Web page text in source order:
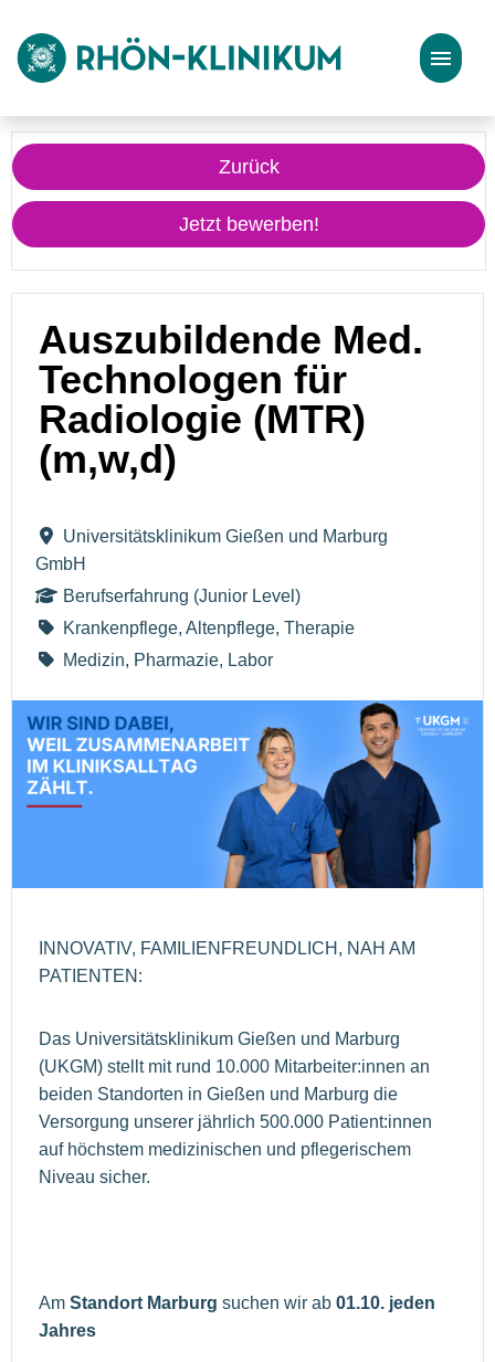
Stellenangebote
Bewerbungstipps
Zurück
Jetzt bewerben!
Auszubildende Med.
Technologen für
Radiologie (MTR)
(m,w,d)
Universitätsklinikum Gießen und Marburg
GmbH
Berufserfahrung (Junior Level)
Krankenpflege, Altenpflege, Therapie
Medizin, Pharmazie, Labor
INNOVATIV, FAMILIENFREUNDLICH, NAH AM
PATIENTEN:
Das Universitätsklinikum Gießen und Marburg
(UKGM) stellt mit rund 10.000 Mitarbeiter:innen an
beiden Standorten in Gießen und Marburg die
Versorgung unserer jährlich 500.000 Patient:innen
auf höchstem medizinischen und pflegerischem
Niveau sicher.
Am Standort Marburg suchen wir ab 01.10. jeden
Jahres